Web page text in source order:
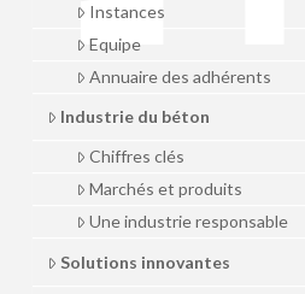
Instances
Equipe
Annuaire des adhérents
Industrie du béton
Chiffres clés
Marchés et produits
Une industrie responsable
Solutions innovantes